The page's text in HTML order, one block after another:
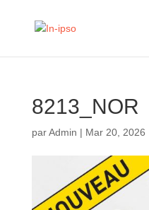
8213_NOR
parAdmin | Mar 20, 2026